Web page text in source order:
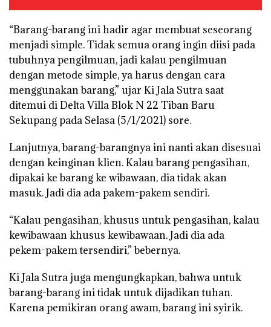
“Barang-barang ini hadir agar membuat seseorang
menjadi simple. Tidak semua orang ingin diisi pada
tubuhnya pengilmuan, jadi kalau pengilmuan
dengan metode simple, ya harus dengan cara
menggunakan barang,” ujar Ki Jala Sutra saat
ditemui di Delta Villa Blok N 22 Tiban Baru
Sekupang pada Selasa (5/1/2021) sore.
Lanjutnya, barang-barangnya ini nanti akan disesuai
dengan keinginan klien. Kalau barang pengasihan,
dipakai ke barang ke wibawaan, dia tidak akan
masuk. Jadi dia ada pakem-pakem sendiri.
“Kalau pengasihan, khusus untuk pengasihan, kalau
kewibawaan khusus kewibawaan. Jadi dia ada
pekem-pakem tersendiri,” bebernya.
Ki Jala Sutra juga mengungkapkan, bahwa untuk
barang-barang ini tidak untuk dijadikan tuhan.
Karena pemikiran orang awam, barang ini syirik.